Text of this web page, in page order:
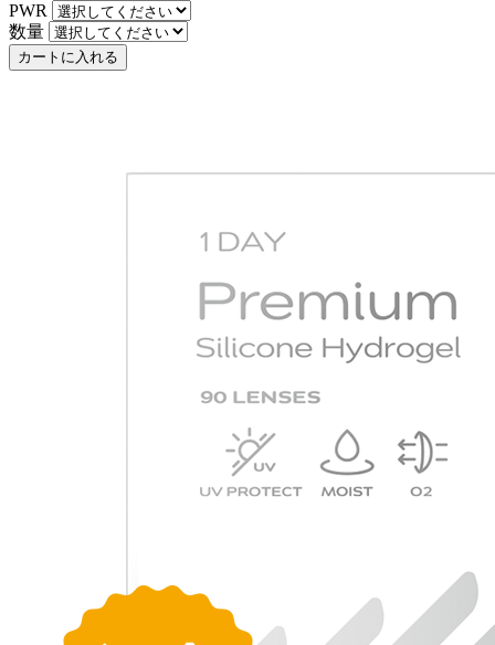
PWR
数量
カートに入れる